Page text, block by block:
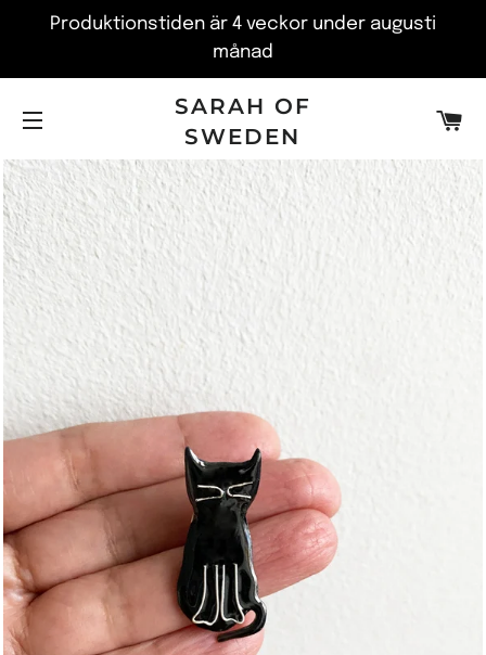
Produktionstiden är 4 veckor under augusti
månad
SITE NAVIGATION
SARAH OF
SWEDEN